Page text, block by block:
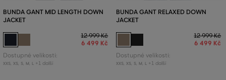
BUNDA GANT MID LENGTH DOWN
JACKET
12 999 Kč
6 499 Kč
Dostupné velikosti:
XXS, XS, S, M L +1 další
BUNDA GANT RELAXED DOWN
JACKET
12 999 Kč
6 499 Kč
Dostupné velikosti:
XXS, XS, S, M L +1 další